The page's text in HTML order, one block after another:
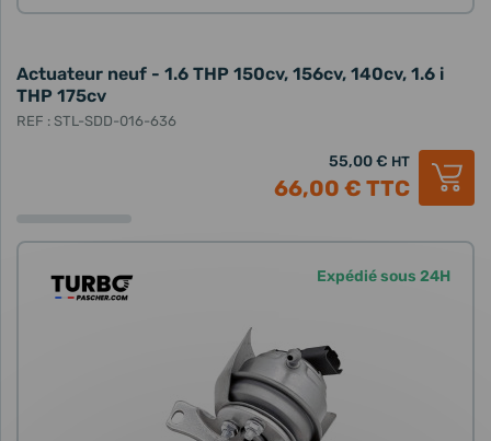
Actuateur neuf - 1.6 THP 150cv, 156cv, 140cv, 1.6 i
THP 175cv
REF : STL-SDD-016-636
55,00 € HT
66,00 € TTC
Expédié sous 24H